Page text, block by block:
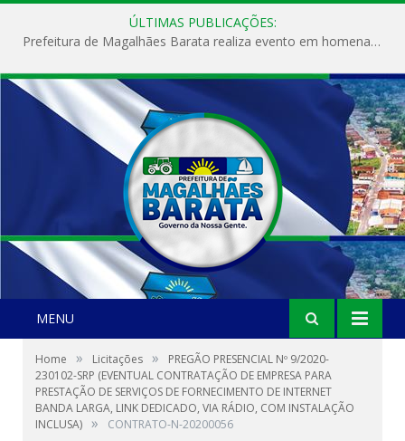
ÚLTIMAS PUBLICAÇÕES:
Prefeitura de Magalhães Barata realiza evento em homenagem ao Dia Internacional da Mulher
MENU
Home » Licitações »
PREGÃO PRESENCIAL Nº 9/2020-
230102-SRP (EVENTUAL CONTRATAÇÃO DE EMPRESA PARA
PRESTAÇÃO DE SERVIÇOS DE FORNECIMENTO DE INTERNET
BANDA LARGA, LINK DEDICADO, VIA RÁDIO, COM INSTALAÇÃO
INCLUSA) » CONTRATO-N-20200056